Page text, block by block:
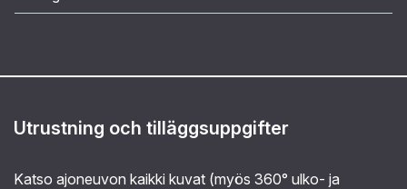
Utrustning och tilläggsuppgifter
Katso ajoneuvon kaikki kuvat (myös 360° ulko- ja